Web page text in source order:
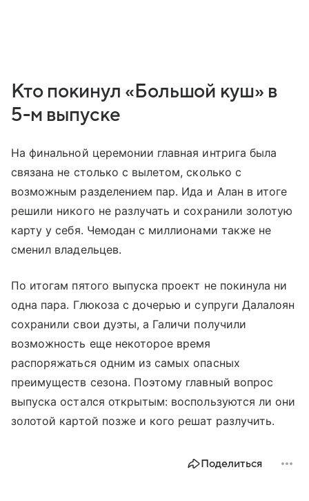
Кто покинул «Большой куш» в
5-м выпуске
На финальной церемонии главная интрига была
связана не столько с вылетом, сколько с
возможным разделением пар. Ида и Алан в итоге
решили никого не разлучать и сохранили золотую
карту у себя. Чемодан с миллионами также не
сменил владельцев.
По итогам пятого выпуска проект не покинула ни
одна пара. Глюкоза с дочерью и супруги Далалоян
сохранили свои дуэты, а Галичи получили
возможность еще некоторое время
распоряжаться одним из самых опасных
преимуществ сезона. Поэтому главный вопрос
выпуска остался открытым: воспользуются ли они
золотой картой позже и кого решат разлучить.
Поделиться